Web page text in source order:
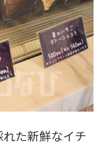
た新鮮なイチ